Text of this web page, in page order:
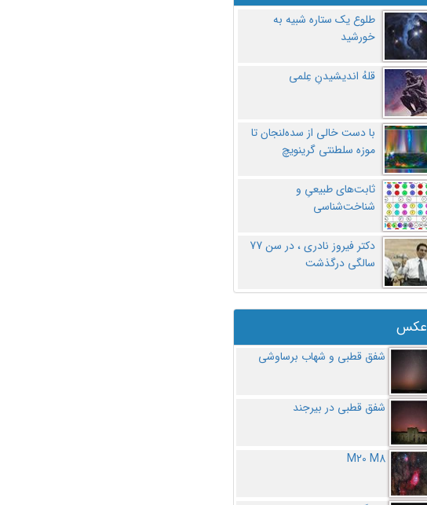
طلوع یک ستاره شبیه به
خورشید
قلهُ اندیشیدنِ عِلمی
با دست خالی از سده‌لنجان تا
موزه سلطنتی گرینویچ
ثابت‌های طبیعیِ و
شناخت‌شناسی
دکتر فیروز نادری ، در سن 77
سالگی درگذشت
عکس
شفق قطبی و شهاب برساوشی
شفق قطبی در بیرجند
M20 M8